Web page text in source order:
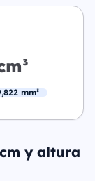
mm³
y altura